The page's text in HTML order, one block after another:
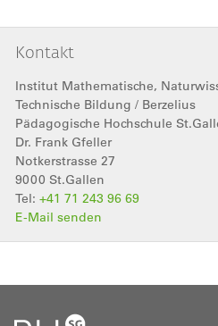
Kontakt
Institut Mathematische,
Technische Bildung / Berzelius
Pädagogische Hochschule
Dr. Frank Gfeller
Notkerstrasse 27
9000 St.Gallen
Tel: +41 71 243 96 69
E-Mail senden